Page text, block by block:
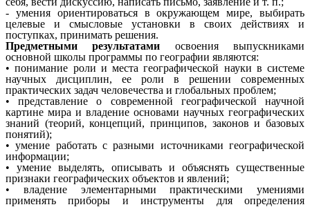
- умения ориентироваться в окружающем мире, выбирать
целевые и смысловые установки в своих действиях и
поступках, принимать решения.
Предметными результатами освоения выпускниками
основной школы программы по географии являются:
• понимание роли и места географической науки в системе
научных дисциплин, ее роли в решении современных
практических задач человечества и глобальных проблем;
• представление о современной географической научной
картине мира и владение основами научных географических
знаний (теорий, концепций, принципов, законов и базовых
понятий);
• умение работать с разными источниками географической
информации;
• умение выделять, описывать и объяснять существенные
признаки географических объектов и явлений;
• владение элементарными практическими умениями
применять приборы и инструменты для определения